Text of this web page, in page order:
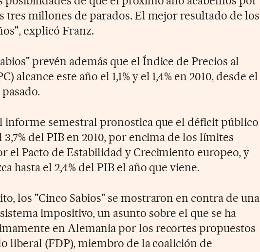
tres millones de parados. El mejor resultado de los
explicó Franz.
prevén además que el Índice de Precios al
alcance este año el 1,1% y el 1,4% en 2010, desde el
informe semestral pronostica que el déficit público
3,7% del PIB en 2010, por encima de los límites
el Pacto de Estabilidad y Crecimiento europeo, y
hasta el 2,4% del PIB el año que viene.
los "Cinco Sabios" se mostraron en contra de una
impositivo, un asunto sobre el que se ha
en Alemania por los recortes propuestos
liberal (FDP), miembro de la coalición de